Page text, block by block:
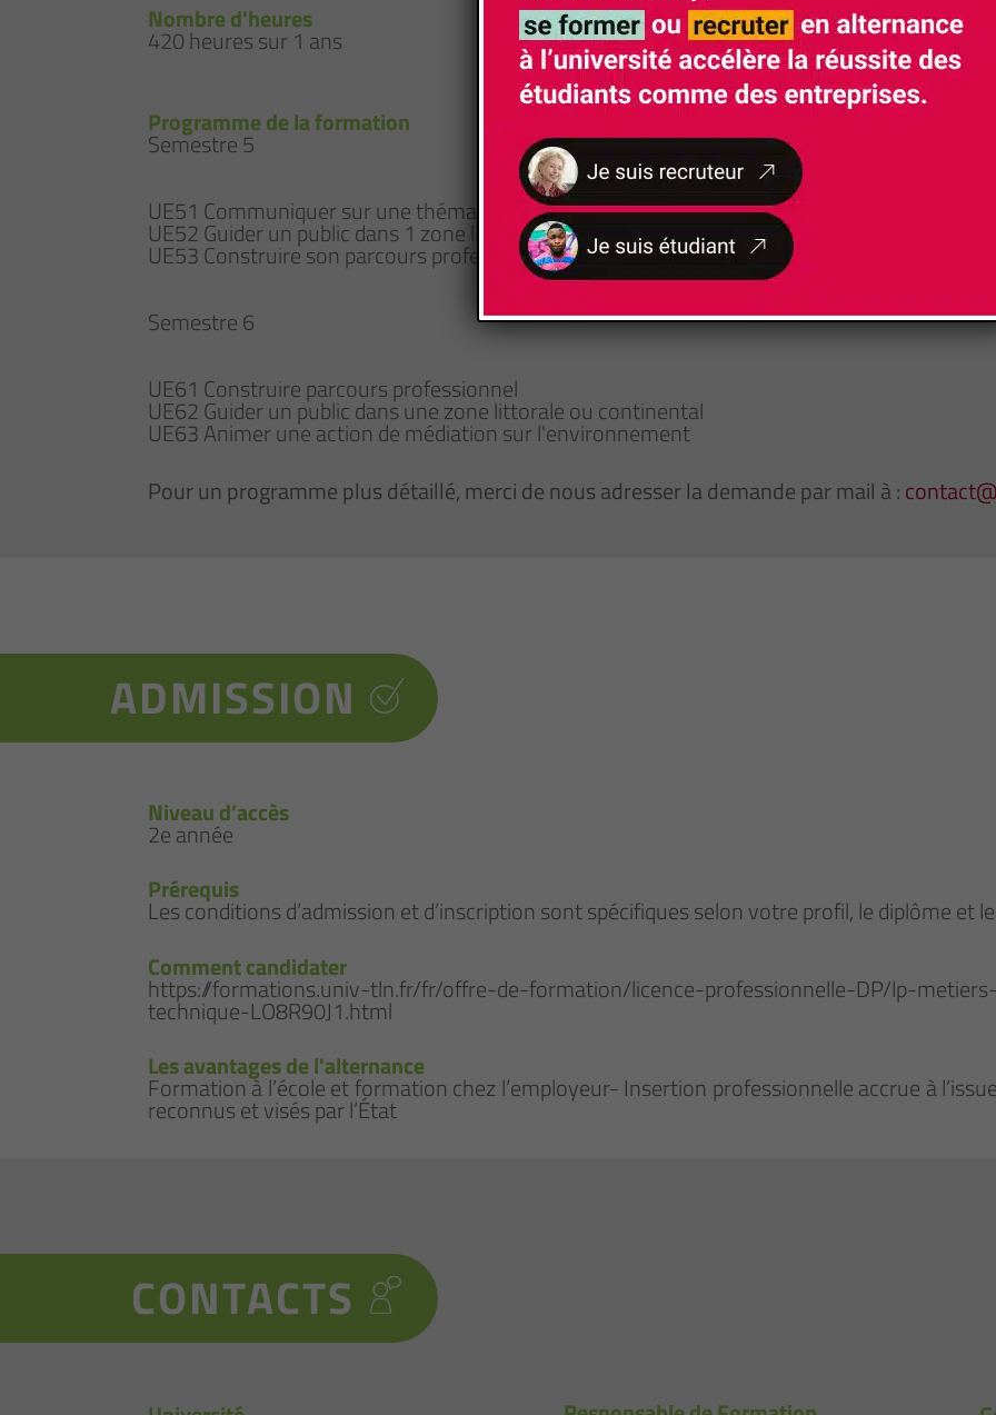
Nombre d'heures
420 heures sur 1 ans
Rythme d'alternance
11 semaines en formation 44 semaines en
Programme de la formation
Semestre 5
UE51 Communiquer sur une thématique environnementale
UE52 Guider un public dans 1 zone littorale ou continentale
UE53 Construire son parcours professionnel
Semestre 6
UE61 Construire parcours professionnel
UE62 Guider un public dans une zone littorale ou continental
UE63 Animer une action de médiation sur l'environnement
Pour un programme plus détaillé, merci de nous adresser la demande par mail à :
ADMISSION
Niveau d’accès
2e année
Prérequis
Les conditions d’admission et d’inscription sont spécifiques selon votre profil, le diplôme et
Comment candidater
https://formations.univ-tln.fr/fr/offre-de-formation/licence-professionnelle-DP/lp-
technique-LO8R90J1.html
Les avantages de l'alternance
Formation à l’école et formation chez l’employeur- Insertion professionnelle accrue à
reconnus et visés par l’État
CONTACTS